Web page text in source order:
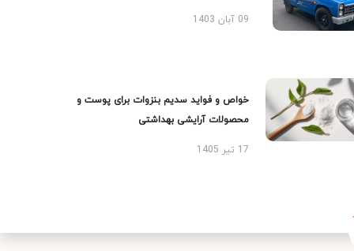
09 آبان 1403
خواص و فواید سدیم بنزوات برای پوست و
محصولات آرایشی بهداشتی
17 تیر 1405